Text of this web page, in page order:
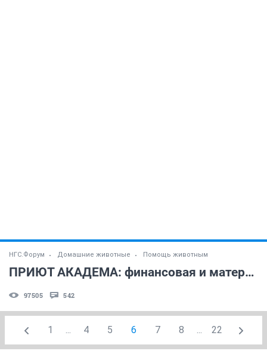
НГС.Форум Домашние животные Помощь животным
ПРИЮТ АКАДЕМА: финансовая и материальная помощь
97505 542
1 ... 4 5 6 7 8 ... 22